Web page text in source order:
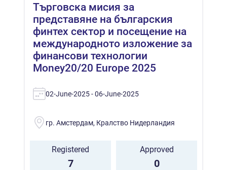
Търговска мисия за
представяне на българския
финтех сектор и посещение на
международното изложение за
финансови технологии
Money20/20 Europe 2025
02-June-2025 - 06-June-2025
гр. Амстердам, Кралство Нидерландия
Registered
7
Approved
0